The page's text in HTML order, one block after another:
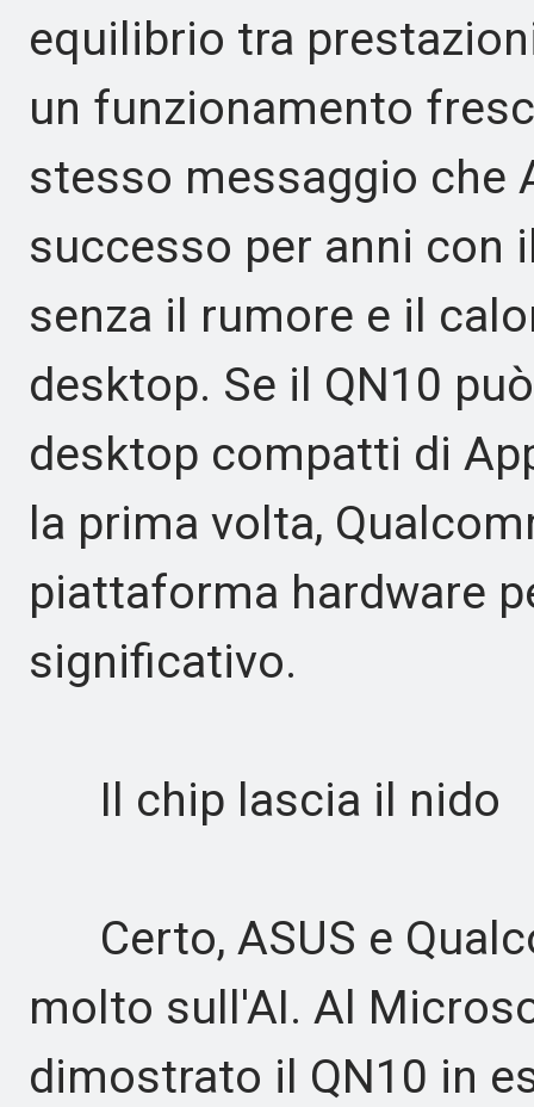
equilibrio tra
un funzionamento
stesso messaggio che
successo per anni con
senza il rumore e il
desktop. Se il QN10
desktop compatti di
la prima volta,
piattaforma hardware
significativo.
Il chip lascia il nido
Certo, ASUS e
molto sull'AI. Al
dimostrato il QN10 in